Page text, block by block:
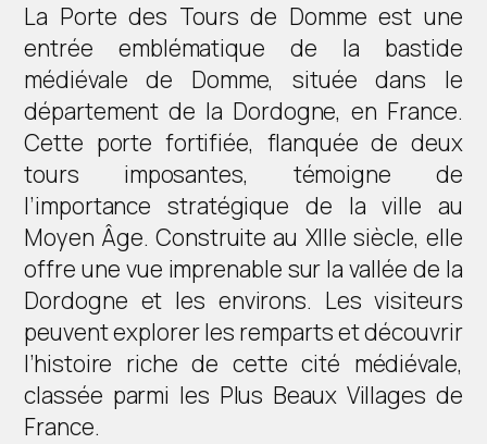
La Porte des Tours de Domme est une
entrée emblématique de la bastide
médiévale de Domme, située dans le
département de la Dordogne, en France.
Cette porte fortifiée, flanquée de deux
tours imposantes, témoigne de
l’importance stratégique de la ville au
Moyen Âge. Construite au XIIIe siècle, elle
offre une vue imprenable sur la vallée de la
Dordogne et les environs. Les visiteurs
peuvent explorer les remparts et découvrir
l’histoire riche de cette cité médiévale,
classée parmi les Plus Beaux Villages de
France.